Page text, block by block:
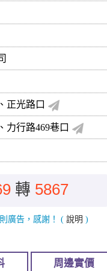
正光路口
力行路469巷口
轉 5867
廣告，感謝！ ( 說明 )
周邊實價